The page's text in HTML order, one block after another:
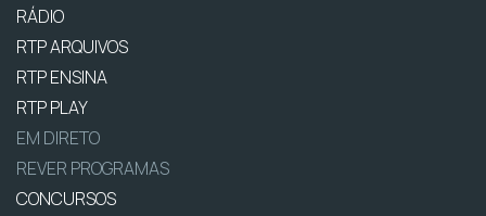
RÁDIO
RTP ARQUIVOS
RTP ENSINA
RTP PLAY
EM DIRETO
REVER PROGRAMAS
CONCURSOS